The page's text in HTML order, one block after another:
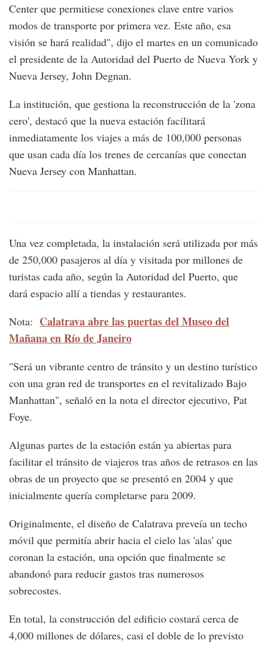
Center que permitiese conexiones clave entre varios
modos de transporte por primera vez. Este año, esa
visión se hará realidad", dijo el martes en un comunicado
el presidente de la Autoridad del Puerto de Nueva York y
Nueva Jersey, John Degnan.
La institución, que gestiona la reconstrucción de la 'zona
cero', destacó que la nueva estación facilitará
inmediatamente los viajes a más de 100,000 personas
que usan cada día los trenes de cercanías que conectan
Nueva Jersey con Manhattan.
Una vez completada, la instalación será utilizada por más
de 250,000 pasajeros al día y visitada por millones de
turistas cada año, según la Autoridad del Puerto, que
dará espacio allí a tiendas y restaurantes.
Nota: Calatrava abre las puertas del Museo del
Mañana en Río de Janeiro
"Será un vibrante centro de tránsito y un destino turístico
con una gran red de transportes en el revitalizado Bajo
Manhattan", señaló en la nota el director ejecutivo, Pat
Foye.
Algunas partes de la estación están ya abiertas para
facilitar el tránsito de viajeros tras años de retrasos en las
obras de un proyecto que se presentó en 2004 y que
inicialmente quería completarse para 2009.
Originalmente, el diseño de Calatrava preveía un techo
móvil que permitía abrir hacia el cielo las 'alas' que
coronan la estación, una opción que finalmente se
abandonó para reducir gastos tras numerosos
sobrecostes.
En total, la construcción del edificio costará cerca de
4,000 millones de dólares, casi el doble de lo previsto